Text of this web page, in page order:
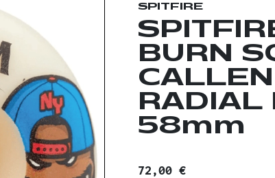
SPITFIRE
BURN
RADIAL
58mm
72,00 €